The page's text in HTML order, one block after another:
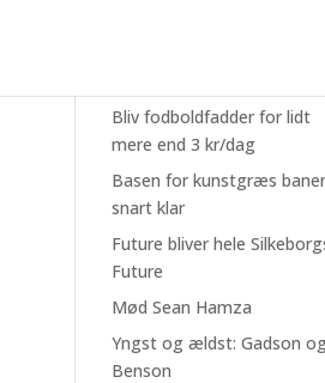
Bliv fodboldfadder for lidt
mere end 3 kr/dag
Basen for kunstgræs
snart klar
Future bliver hele
Future
Mød Sean Hamza
Yngst og ældst: Gadson
Benson